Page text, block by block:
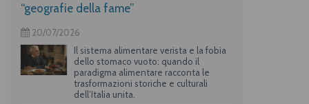
“geografie della fame”
20/07/2026
Il sistema alimentare verista e la fobia
dello stomaco vuoto: quando il
paradigma alimentare racconta le
trasformazioni storiche e culturali
dell’Italia unita.